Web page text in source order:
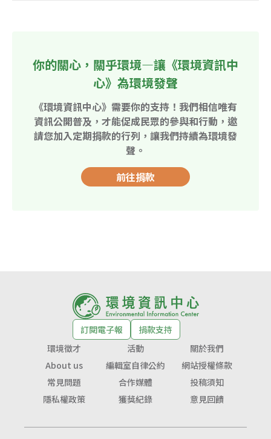
你的關心，關乎環境—讓《環境資訊中
心》為環境發聲
《環境資訊中心》需要你的支持！我們相信唯有
資訊公開普及，才能促成民眾的參與和行動，邀
請您加入定期捐款的行列，讓我們持續為環境發
聲。
前往捐款
訂閱電子報
捐款支持
環境徵才
活動
關於我們
About us
編輯室自律公約
網站授權條款
常見問題
合作媒體
投稿須知
隱私權政策
獲獎紀錄 意見回饋